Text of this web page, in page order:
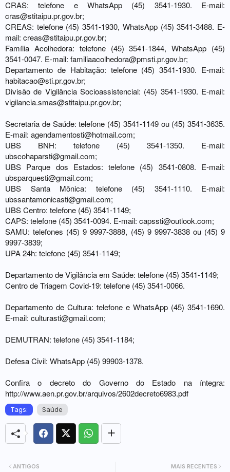
CRAS: telefone e WhatsApp (45) 3541-1930. E-mail:
cras@stitaipu.pr.gov.br;
CREAS: telefone (45) 3541-1930, WhatsApp (45) 3541-3488. E-
mail: creas@stitaipu.pr.gov.br;
Família Acolhedora: telefone (45) 3541-1844, WhatsApp (45)
3541-0047. E-mail: familiaacolhedora@pmsti.pr.gov.br;
Departamento de Habitação: telefone (45) 3541-1930. E-mail:
habitacao@sti.pr.gov.br;
Divisão de Vigilância Socioassistencial: (45) 3541-1930. E-mail:
vigilancia.smas@stitaipu.pr.gov.br;
Secretaria de Saúde: telefone (45) 3541-1149 ou (45) 3541-3635.
E-mail: agendamentosti@hotmail.com;
UBS BNH: telefone (45) 3541-1350. E-mail:
ubscohaparsti@gmail.com;
UBS Parque dos Estados: telefone (45) 3541-0808. E-mail:
ubsparquesti@gmail.com;
UBS Santa Mônica: telefone (45) 3541-1110. E-mail:
ubssantamonicasti@gmail.com;
UBS Centro: telefone (45) 3541-1149;
CAPS: telefone (45) 3541-0094. E-mail: capssti@outlook.com;
SAMU: telefones (45) 9 9997-3888, (45) 9 9997-3838 ou (45) 9
9997-3839;
UPA 24h: telefone (45) 3541-1149;
Departamento de Vigilância em Saúde: telefone (45) 3541-1149;
Centro de Triagem Covid-19: telefone (45) 3541-0066.
Departamento de Cultura: telefone e WhatsApp (45) 3541-1690.
E-mail: culturasti@gmail.com;
DEMUTRAN: telefone (45) 3541-1184;
Defesa Civil: WhatsApp (45) 99903-1378.
Confira o decreto do Governo do Estado na íntegra:
http://www.aen.pr.gov.br/arquivos/2602decreto6983.pdf
Tags: Saúde
MAIS RECENTES
ANTIGOS